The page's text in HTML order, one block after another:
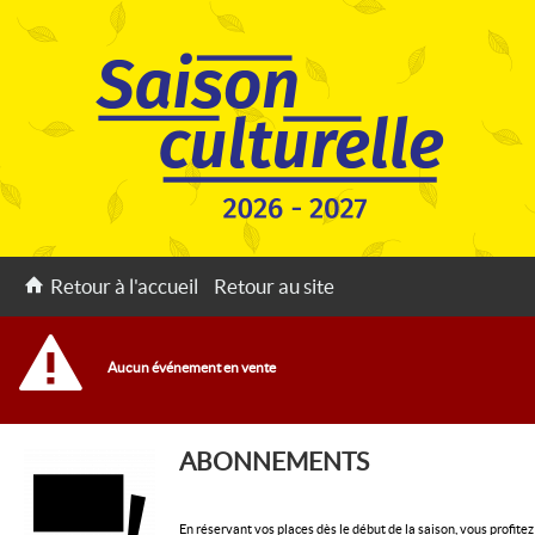
Retour à l'accueil Retour au site
Aucun événement en vente
ABONNEMENTS
En réservant vos places dès le début de la saison, vous